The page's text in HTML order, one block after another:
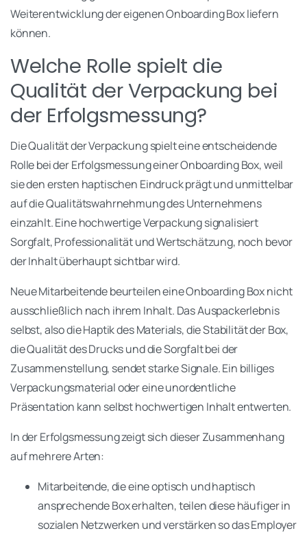
Weiterentwicklung der eigenen Onboarding Box liefern
können.
Welche Rolle spielt die
Qualität der Verpackung bei
der Erfolgsmessung?
Die Qualität der Verpackung spielt eine entscheidende
Rolle bei der Erfolgsmessung einer Onboarding Box, weil
sie den ersten haptischen Eindruck prägt und unmittelbar
auf die Qualitätswahrnehmung des Unternehmens
einzahlt. Eine hochwertige Verpackung signalisiert
Sorgfalt, Professionalität und Wertschätzung, noch bevor
der Inhalt überhaupt sichtbar wird.
Neue Mitarbeitende beurteilen eine Onboarding Box nicht
ausschließlich nach ihrem Inhalt. Das Auspackerlebnis
selbst, also die Haptik des Materials, die Stabilität der Box,
die Qualität des Drucks und die Sorgfalt bei der
Zusammenstellung, sendet starke Signale. Ein billiges
Verpackungsmaterial oder eine unordentliche
Präsentation kann selbst hochwertigen Inhalt entwerten.
In der Erfolgsmessung zeigt sich dieser Zusammenhang
auf mehrere Arten:
Mitarbeitende, die eine optisch und haptisch
ansprechende Box erhalten, teilen diese häufiger in
sozialen Netzwerken und verstärken so das Employer